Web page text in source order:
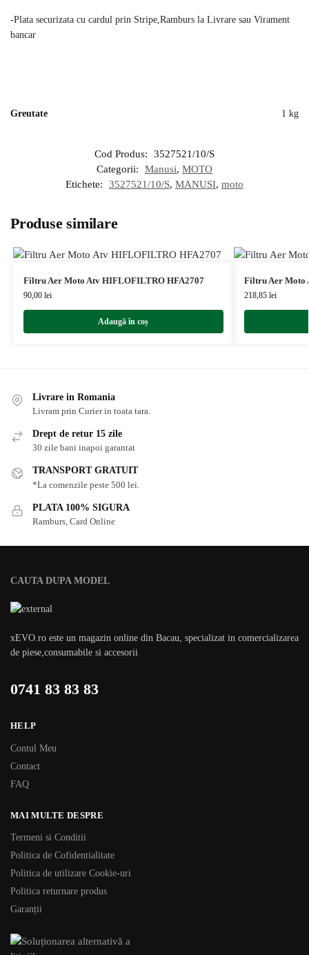
-Plata securizata cu cardul prin Stripe,Ramburs la Livrare sau Virament
bancar
Greutate 1 kg
Cod Produs:
3527521/10/S
Categorii:
Manusi, MOTO
Etichete:
3527521/10/S, MANUSI, moto
Produse similare
Filtru Aer Moto Atv HIFLOFILTRO HFA2707
90,00 lei
Adaugă în coș
Filtru Aer Moto
218,85 lei
Livrare in Romania
Livram prin Curier in toata tara.
Drept de retur 15 zile
30 zile bani inapoi garantat
TRANSPORT GRATUIT
*La comenzile peste 500 lei.
PLATA 100% SIGURA
Ramburs, Card Online
CAUTA DUPA MODEL
xEVO.ro este un magazin online din Bacau, specializat in comercializarea
de piese,consumabile si accesorii
0741 83 83 83
HELP
Contul Meu
Contact
FAQ
MAI MULTE DESPRE
Termeni si Conditii
Politica de Cofidentialitate
Politica de utilizare Cookie-uri
Politica returnare produs
Garanții